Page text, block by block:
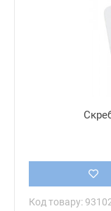
Код товару: